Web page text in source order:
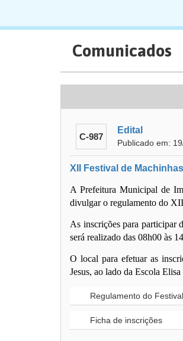
Comunicados
C-987
Edital
Publicado em:
XII Festival de
A Prefeitura Municipal de
divulgar o regulamento do
As inscrições para participar
será realizado das 08h00 às
O local para efetuar as
Jesus, ao lado da Escola
Regulamento do
Ficha de inscrições